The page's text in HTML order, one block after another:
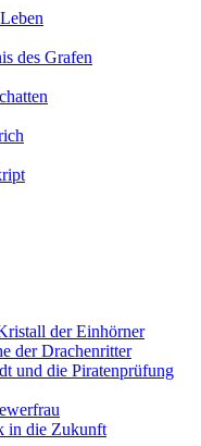
des Grafen
der Einhörner
der Drachenritter
und die Piratenprüfung
in die Zukunft